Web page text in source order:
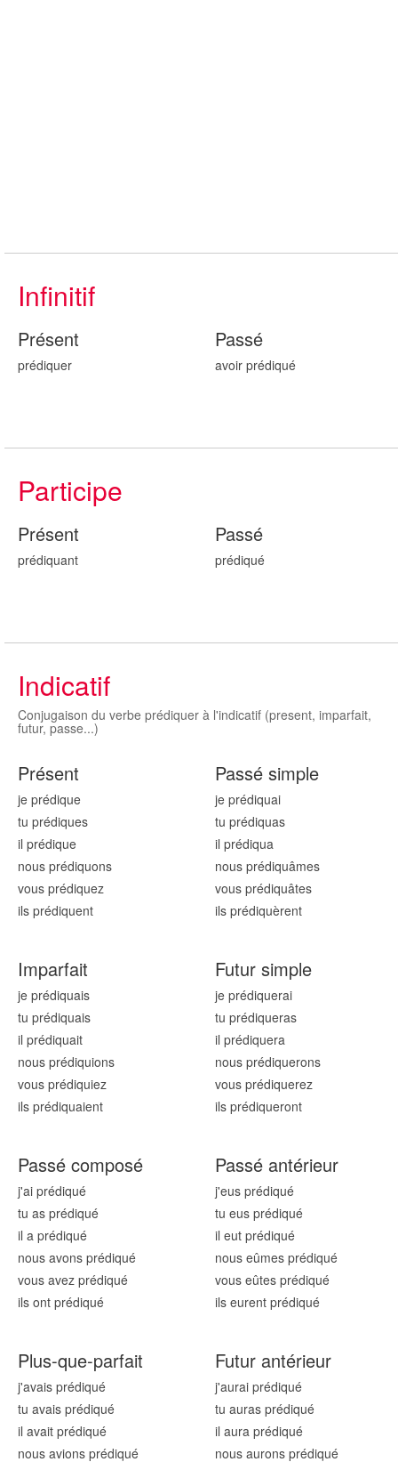
Infinitif
Présent
prédiquer
Passé
avoir prédiqué
Participe
Présent
prédiquant
Passé
prédiqué
Indicatif
Conjugaison du verbe prédiquer à l'indicatif (present, imparfait,
futur, passe...)
Présent
je prédique
tu prédiques
il prédique
nous prédiquons
vous prédiquez
ils prédiquent
Passé simple
je prédiquai
tu prédiquas
il prédiqua
nous prédiquâmes
vous prédiquâtes
ils prédiquèrent
Imparfait
je prédiquais
tu prédiquais
il prédiquait
nous prédiquions
vous prédiquiez
ils prédiquaient
Futur simple
je prédiquerai
tu prédiqueras
il prédiquera
nous prédiquerons
vous prédiquerez
ils prédiqueront
Passé composé
j'ai prédiqué
tu as prédiqué
il a prédiqué
nous avons prédiqué
vous avez prédiqué
ils ont prédiqué
Passé antérieur
j'eus prédiqué
tu eus prédiqué
il eut prédiqué
nous eûmes prédiqué
vous eûtes prédiqué
ils eurent prédiqué
Plus-que-parfait
j'avais prédiqué
tu avais prédiqué
il avait prédiqué
nous avions prédiqué
Futur antérieur
j'aurai prédiqué
tu auras prédiqué
il aura prédiqué
nous aurons prédiqué